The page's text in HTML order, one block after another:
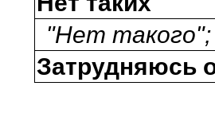
"Нет такого";
Затрудняюсь